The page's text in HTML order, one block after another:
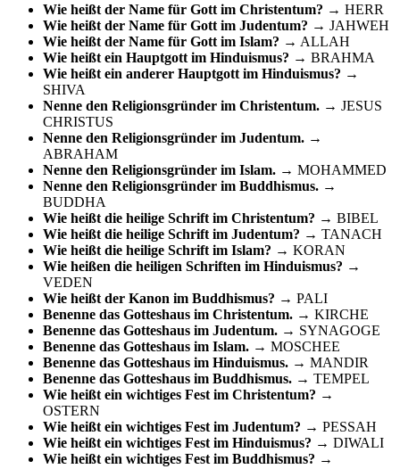
Wie heißt der Name für Gott im Christentum? → HERR
Wie heißt der Name für Gott im Judentum? → JAHWEH
Wie heißt der Name für Gott im Islam? → ALLAH
Wie heißt ein Hauptgott im Hinduismus? → BRAHMA
Wie heißt ein anderer Hauptgott im Hinduismus? →
SHIVA
Nenne den Religionsgründer im Christentum. → JESUS
CHRISTUS
Nenne den Religionsgründer im Judentum. →
ABRAHAM
Nenne den Religionsgründer im Islam. → MOHAMMED
Nenne den Religionsgründer im Buddhismus. →
BUDDHA
Wie heißt die heilige Schrift im Christentum? → BIBEL
Wie heißt die heilige Schrift im Judentum? → TANACH
Wie heißt die heilige Schrift im Islam? → KORAN
Wie heißen die heiligen Schriften im Hinduismus? →
VEDEN
Wie heißt der Kanon im Buddhismus? → PALI
Benenne das Gotteshaus im Christentum. → KIRCHE
Benenne das Gotteshaus im Judentum. → SYNAGOGE
Benenne das Gotteshaus im Islam. → MOSCHEE
Benenne das Gotteshaus im Hinduismus. → MANDIR
Benenne das Gotteshaus im Buddhismus. → TEMPEL
Wie heißt ein wichtiges Fest im Christentum? →
OSTERN
Wie heißt ein wichtiges Fest im Judentum? → PESSAH
Wie heißt ein wichtiges Fest im Hinduismus? → DIWALI
Wie heißt ein wichtiges Fest im Buddhismus? →